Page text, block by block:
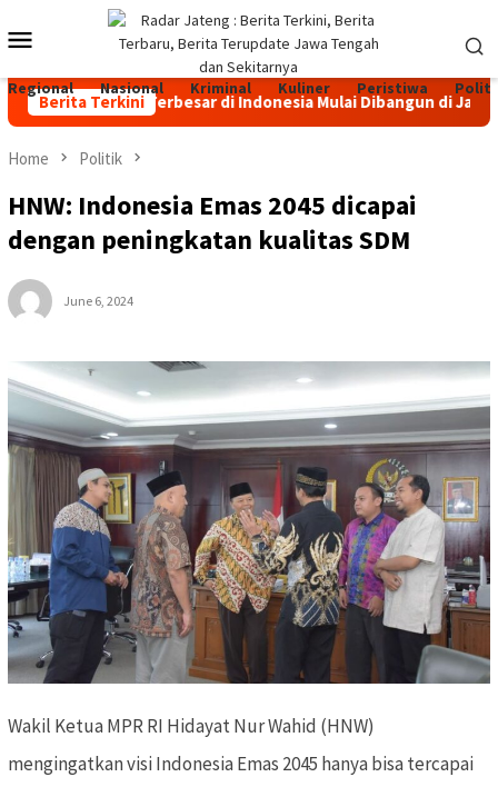
to
Mobile
Menu
Regional Nasional Kriminal Kuliner Peristiwa
Berita Terkini
Sapi Perah Terbesar di Indonesia Mulai Dibangun di Jateng,
Home Politik
HNW: Indonesia Emas 2045 dicapai
dengan peningkatan kualitas SDM
June 6, 2024
Wakil Ketua MPR RI Hidayat Nur Wahid (HNW)
mengingatkan visi Indonesia Emas 2045 hanya bisa tercapai